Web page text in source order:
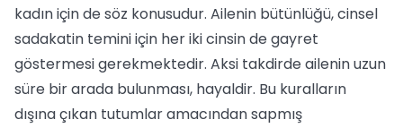
kadın için de söz konusudur. Ailenin bütünlüğü, cinsel
sadakatin temini için her iki cinsin de gayret
göstermesi gerekmektedir. Aksi takdirde ailenin uzun
süre bir arada bulunması, hayaldir. Bu kuralların
dışına çıkan tutumlar amacından sapmış